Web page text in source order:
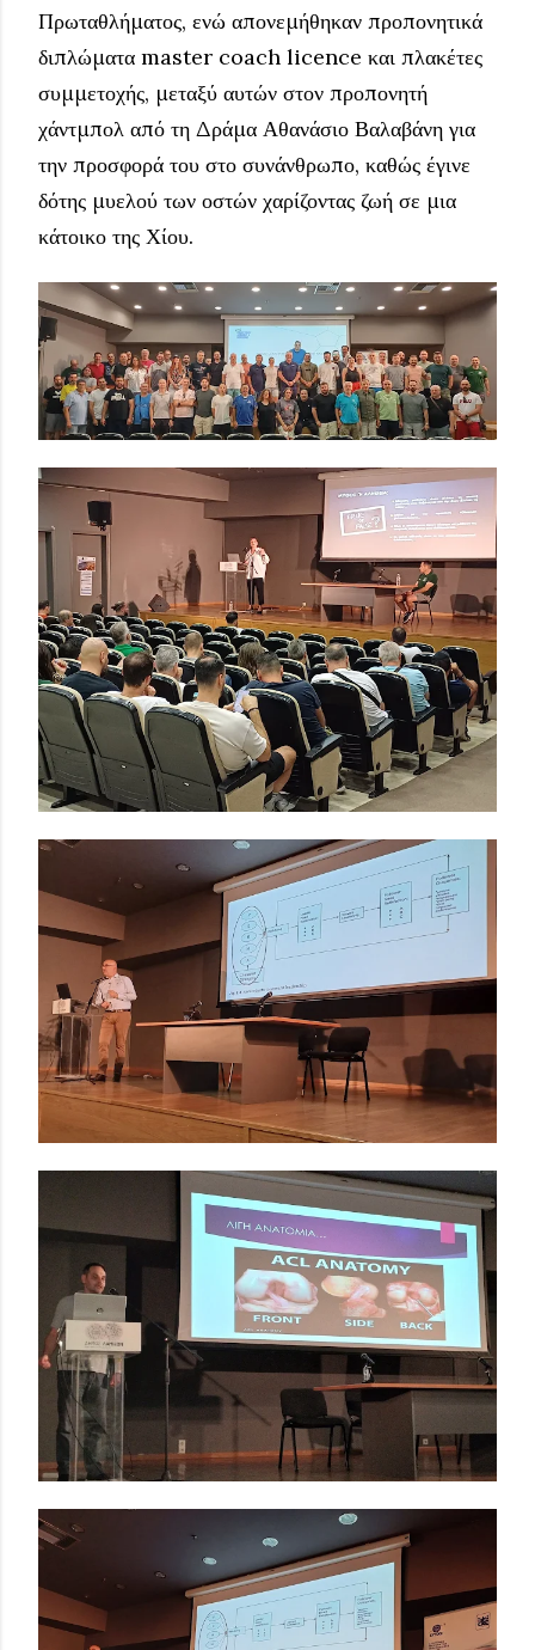
Πρωταθλήματος, ενώ απονεμήθηκαν προπονητικά
διπλώματα master coach licence και πλακέτες
συμμετοχής, μεταξύ αυτών στον προπονητή
χάντμπολ από τη Δράμα Αθανάσιο Βαλαβάνη για
την προσφορά του στο συνάνθρωπο, καθώς έγινε
δότης μυελού των οστών χαρίζοντας ζωή σε μια
κάτοικο της Χίου.